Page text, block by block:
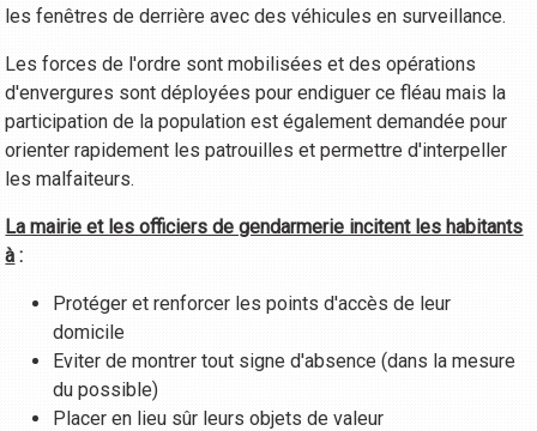
les fenêtres de derrière avec des véhicules en surveillance.
Les forces de l'ordre sont mobilisées et des opérations
d'envergures sont déployées pour endiguer ce fléau mais la
participation de la population est également demandée pour
orienter rapidement les patrouilles et permettre d'interpeller
les malfaiteurs.
La mairie et les officiers de gendarmerie incitent les habitants
à :
Protéger et renforcer les points d'accès de leur
domicile
Eviter de montrer tout signe d'absence (dans la mesure
du possible)
Placer en lieu sûr leurs objets de valeur